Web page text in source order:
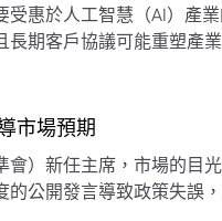
惠於人工智慧（AI）產
期客戶協議可能重塑產
市場預期
）新任主席，市場的目
公開發言導致政策失誤